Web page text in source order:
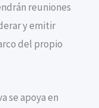
reuniones
y emitir
del propio
se apoya en